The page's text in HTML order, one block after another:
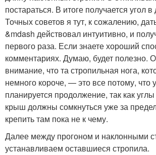
постараться. В итоге получается угол в
Точных советов я тут, к сожалению,
&mdash действовал интуитивно, и
первого раза. Если знаете хороший
комментариях. Думаю, будет полезно.
внимание, что та стропильная нога,
немного короче, — это все потому, что
планируется продолжение, так как
крыш должны сомкнуться уже за
крепить там пока не к чему.
Далее между прогоном и наклонными
устанавливаем оставшиеся стропила.